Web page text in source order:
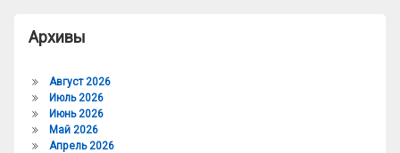
Архивы
Август 2026
Июль 2026
Июнь 2026
Май 2026
Апрель 2026